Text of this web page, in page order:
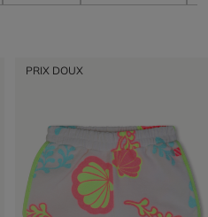
PRIX DOUX